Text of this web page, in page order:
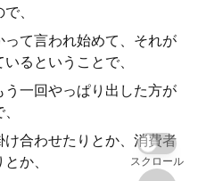
、
て言われ始めて、それが
るということで、
一回やっぱり出した方が
合わせたりとか、消費者
か、
スクロール